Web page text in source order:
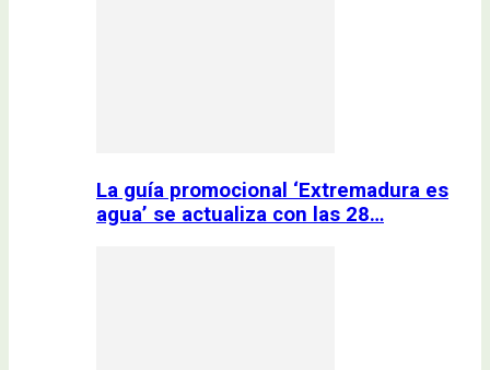
La guía promocional ‘Extremadura es
agua’ se actualiza con las 28…